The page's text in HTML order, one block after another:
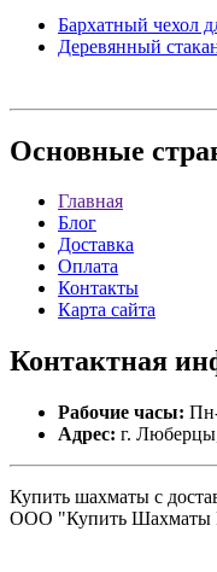
Бархатный чехол
Деревянный
Основные
Главная
Блог
Доставка
Оплата
Контакты
Карта сайта
Контактная
Рабочие часы:
Адрес: г.
Купить шахматы с
ООО "Купить Шахматы